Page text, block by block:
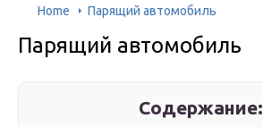
Home Парящий автомобиль
Парящий автомобиль
Содержание: